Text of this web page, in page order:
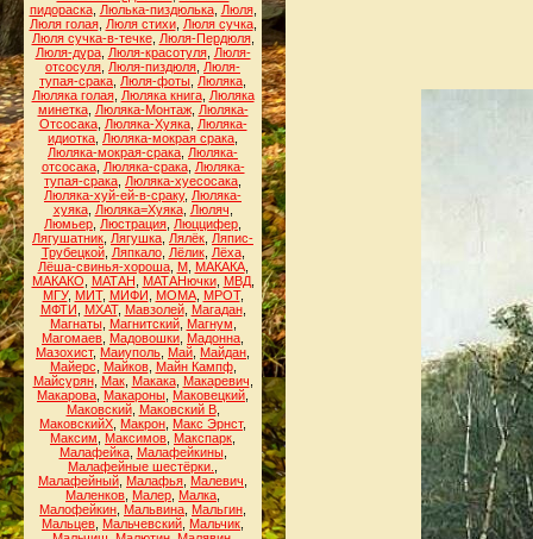
пидораска, Люлька-пиздюлька, Люля,
Люля голая, Люля стихи, Люля сучка,
Люля сучка-в-течке, Люля-Пердюля,
Люля-дура, Люля-красотуля, Люля-
отсосуля Люля-пиздюля Люля-
тупая-срака Люля-фоты Люляка
Люляка голая, Люляка книга, Люляка
минетка, Люляка-Монтаж, Люляка-
Отсосака, Люляка-Хуяка, Люляка-
идиотка Люляка-мокрая срака
Люляка-мокрая-срака Люляка-
отсосака, Люляка-срака, Люляка-
тупая-срака Люляка-хуесосака
Люляка-хуй-ей-в-сраку, Люляка-
хуяка, Люляка=Хуяка, Люляч
Люмьер Люстрация Люццифер
Лягушатник Лягушка Лялёк Ляпис-
Трубецкой, Ляпкало, Лёлик, Лёха,
Лёша-свинья-хороша, М, МАКАКА,
МАКАКО
МАТАН МАТАНючки, МВД,
МГУ, МИТ, МИФИ МОМА, МРОТ,
МФТИ
МХАТ, Мавзолей, Магадан,
Магнаты, Магнитский, Магнум
Магомаев Мадовошки Мадонна
Мазохист, Маиуполь Май Майдан
Майерс
Майков, Майн Кампф,
Майсурян, Мак, Макака, Макаревич
Макарова Макароны Маковецкий
Маковский, Маковский В,
МаковскийХ Макрон Макс Эрнст,
Максим
Максимов Макспарк
Малафейка, Малафейкины,
Малафейные шестёрки.
Малафейный Малафья Малевич
Маленков Малер Малка
Малофейкин Мальвина Мальгин
Мальцев Мальчевский Мальчик